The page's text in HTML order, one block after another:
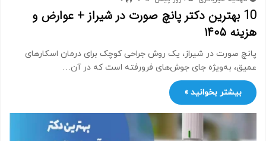
10 بهترین دکتر پانچ صورت در شیراز + عوارض و
هزینه ۱۴۰۵
پانچ صورت در شیراز، یک روش جراحی کوچک برای درمان اسکارهای
عمیق، به‌ویژه جای جوش‌های فرورفته است که در آن…
بیشتر بخوانید »